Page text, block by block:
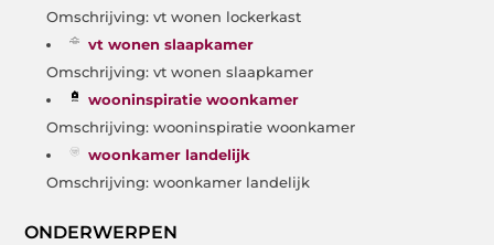
Omschrijving: vt wonen lockerkast
vt wonen slaapkamer
Omschrijving: vt wonen slaapkamer
wooninspiratie woonkamer
Omschrijving: wooninspiratie woonkamer
woonkamer landelijk
Omschrijving: woonkamer landelijk
ONDERWERPEN